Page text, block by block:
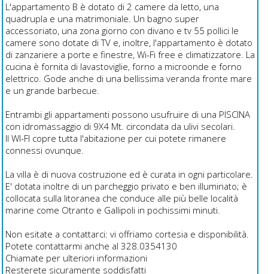
L'appartamento B è dotato di 2 camere da letto, una
quadrupla e una matrimoniale. Un bagno super
accessoriato, una zona giorno con divano e tv 55 pollici le
camere sono dotate di TV e, inoltre, l'appartamento è dotato
di zanzariere a porte e finestre, Wi-Fi free e climatizzatore. La
cucina è fornita di lavastoviglie, forno a microonde e forno
elettrico. Gode anche di una bellissima veranda fronte mare
e un grande barbecue.
Entrambi gli appartamenti possono usufruire di una PISCINA
con idromassaggio di 9X4 Mt. circondata da ulivi secolari.
Il WI-FI copre tutta l'abitazione per cui potete rimanere
connessi ovunque.
La villa è di nuova costruzione ed è curata in ogni particolare.
E' dotata inoltre di un parcheggio privato e ben illuminato; è
collocata sulla litoranea che conduce alle più belle località
marine come Otranto e Gallipoli in pochissimi minuti.
Non esitate a contattarci: vi offriamo cortesia e disponibilità.
Potete contattarmi anche al 328.0354130
Chiamate per ulteriori informazioni
Resterete sicuramente soddisfatti